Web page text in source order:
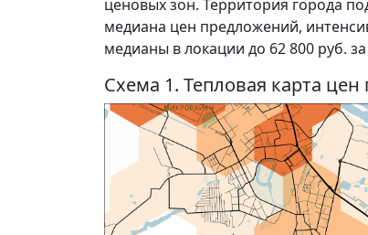
ценовых зон. Территория города
медиана цен предложений,
медианы в локации до 62 800 руб.
Схема 1. Тепловая карта